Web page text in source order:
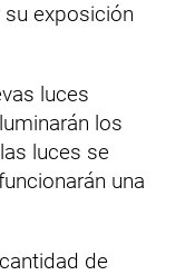
exposición
luces
los
luces se
una
de